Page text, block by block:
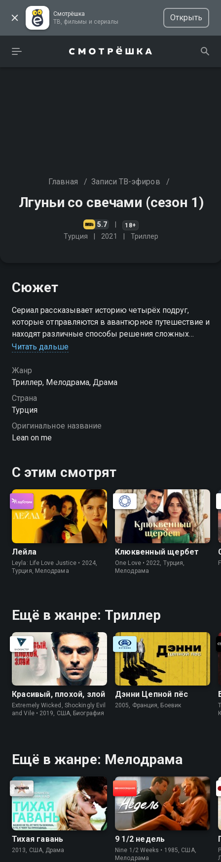
Смотрёшка
ТВ, фильмы и сериалы
Открыть
Главная / Записи ТВ-эфиров /
Лгуньи со свечами (сезон 1)
5.7 18+
Турция 2021 Триллер
Сюжет
Сериал рассказывает историю четырёх подруг,
которые отправляются в авантюрное путешествие и
находят различные способы решения сложных
взаимоотношений
Посмотреть онлайн 1 сезон сериала Лгуньи со
свечами вы можете совершенно бесплатно в
хорошем HD качестве на Смотрёшке
Читать дальше
Жанр
Триллер, Мелодрама, Драма
Страна
Турция
Оригинальное название
Lean on me
С этим смотрят
Лейла
Leyla: Life Love Justice • 2024,
Турция, Мелодрама
Клюквенный щербет
One Love • 2022, Турция,
Мелодрама
Ещё в жанре: Триллер
Красивый, плохой, злой
Extremely Wicked, Shockingly Evil
and Vile • 2019, США, Биография
Дэнни Цепной пёс
2005, Франция, Боевик
Ещё в жанре: Мелодрама
Тихая гавань
2013, США, Драма
9 1/2 недель
Nine 1/2 Weeks • 1985, США,
Мелодрама